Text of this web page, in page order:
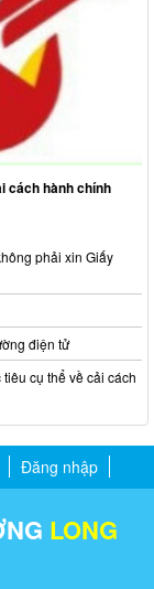
cách hành chính
phải xin Giấy
điện tử
cụ thể về cải cách
Đăng nhập
LONG